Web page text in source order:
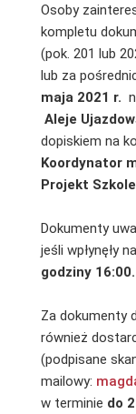
Osoby
kompletu
(pok. 201 lub
lub za
maja 2021 r.
Aleje
dopiskiem na
Koordynator
Projekt
Dokumenty
jeśli wpłynęły
godziny 16:00.
Za dokumenty
również
(podpisane
mailowy:
w terminie do